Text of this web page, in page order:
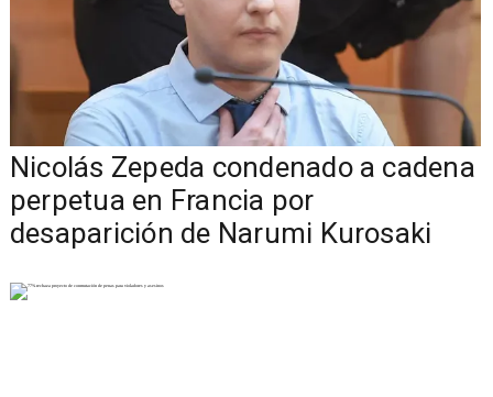
Nicolás Zepeda condenado a cadena
perpetua en Francia por
desaparición de Narumi Kurosaki